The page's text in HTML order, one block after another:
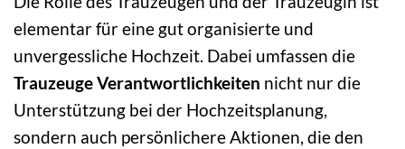
elementar für eine gut organisierte und
unvergessliche Hochzeit. Dabei umfassen die
Trauzeuge Verantwortlichkeiten nicht nur die
Unterstützung bei der Hochzeitsplanung,
sondern auch persönlichere Aktionen, die den